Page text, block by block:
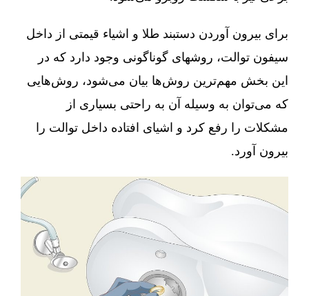
برای بیرون آوردن دستبند طلا و اشیاء قیمتی از داخل
سیفون توالت، روشهای گوناگونی وجود دارد که در
این بخش مهم‌ترین روش‌ها بیان می‌شود، روش‌هایی
که می‌توان به وسیله آن به راحتی بسیاری از
مشکلات را رفع کرد و اشیای افتاده داخل توالت را
بیرون آورد.